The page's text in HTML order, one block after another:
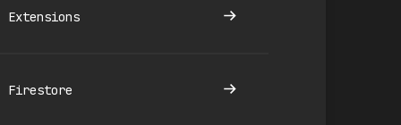
Extensions
Firestore